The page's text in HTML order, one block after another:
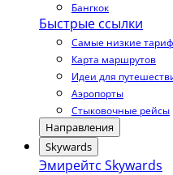
Бангкок
Быстрые ссылки
Самые низкие
Карта маршрутов
Идеи для
Аэропорты
Стыковочные рейсы
Направления
Skywards
Эмирейтс Skywards